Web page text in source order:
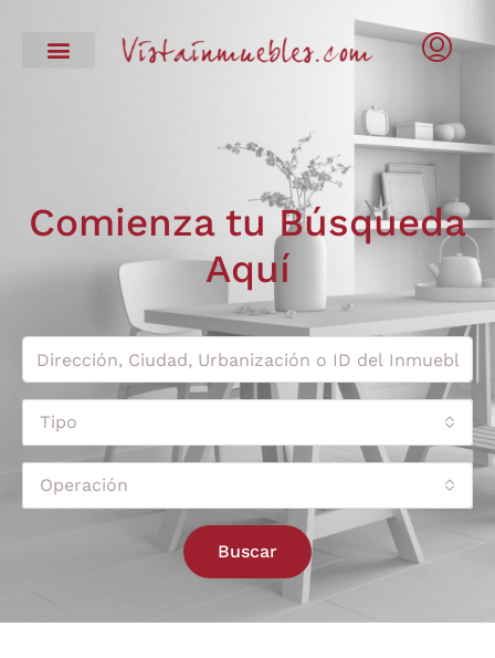
Comienza tu Búsqueda
Aquí
Tipo
Operación
Buscar